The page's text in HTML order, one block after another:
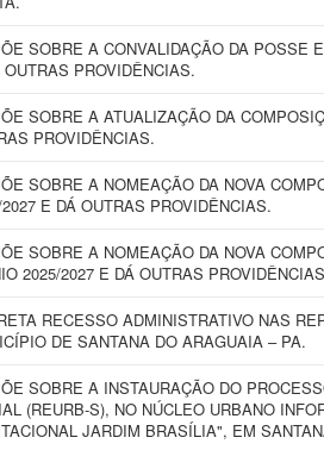
SOBRE A CONVALIDAÇÃO DA POSSE
OUTRAS PROVIDÊNCIAS.
SOBRE A ATUALIZAÇÃO DA
PROVIDÊNCIAS.
SOBRE A NOMEAÇÃO DA NOVA
E DÁ OUTRAS PROVIDÊNCIAS.
SOBRE A NOMEAÇÃO DA NOVA
2025/2027 E DÁ OUTRAS
RECESSO ADMINISTRATIVO NAS
DE SANTANA DO ARAGUAIA – PA.
SOBRE A INSTAURAÇÃO DO
(REURB-S), NO NÚCLEO URBANO
JARDIM BRASÍLIA", EM